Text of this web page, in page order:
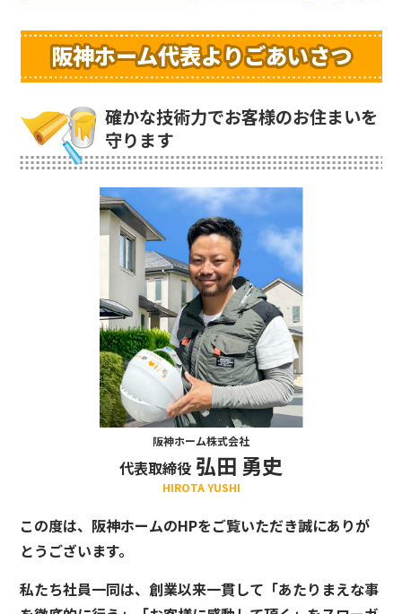
阪神ホーム代表よりごあいさつ
確かな技術力でお客様のお住まいを
守ります
阪神ホーム株式会社
代表取締役 弘田 勇史
HIROTA YUSHI
この度は、阪神ホームのHPをご覧いただき誠にありが
とうございます。
私たち社員一同は、創業以来一貫して「あたりまえな事